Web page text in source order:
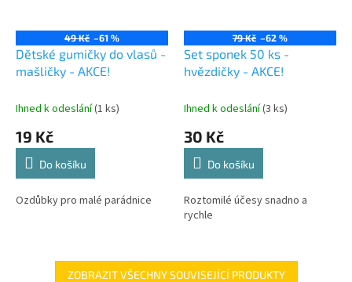
49 Kč –61 %
Dětské gumičky do vlasů -
mašličky - AKCE!
Ihned k odeslání(1 ks)
19 Kč
Do košíku
Ozdůbky pro malé parádnice
79 Kč –62 %
Set sponek 50 ks -
hvězdičky - AKCE!
Ihned k odeslání(3 ks)
30 Kč
Do košíku
Roztomilé účesy snadno a
rychle
ZOBRAZIT VŠECHNY SOUVISEJÍCÍ PRODUKTY